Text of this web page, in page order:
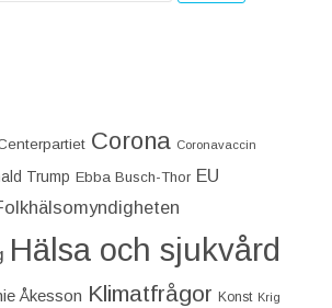
Corona Coronavaccin
Trump Ebba Busch-Thor EU
Hälsa och sjukvård
Åkesson Klimatfrågor Konst Krig